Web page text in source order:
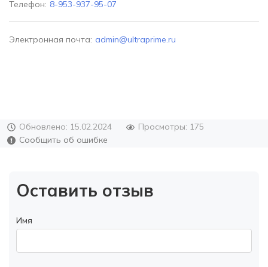
Телефон: 8-953-937-95-07
Электронная почта: admin@ultraprime.ru
Обновлено: 15.02.2024
Просмотры: 175
Сообщить об ошибке
Оставить отзыв
Имя